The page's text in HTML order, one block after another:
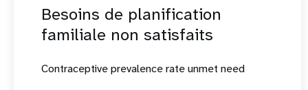
Besoins de planification
familiale non satisfaits
Contraceptive prevalence rate unmet need